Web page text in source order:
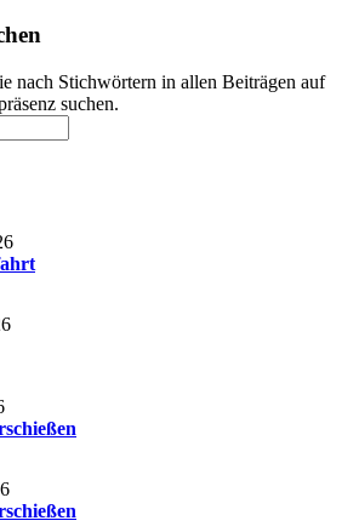
nach Stichwörtern in allen Beiträgen auf
suchen.